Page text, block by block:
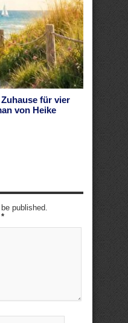
für vier
von Heike
published.
*